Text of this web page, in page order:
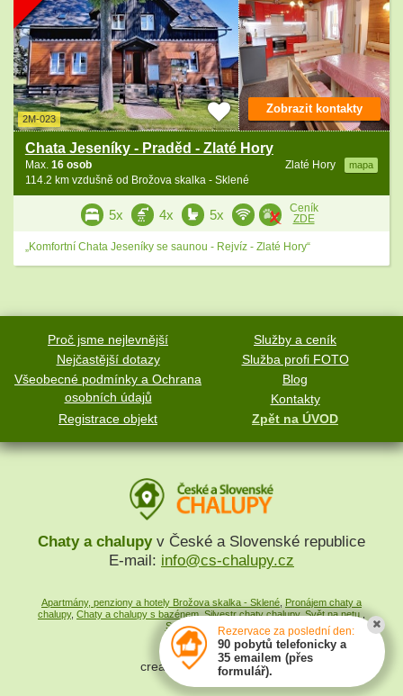
2M-023
Chata Jeseníky - Praděd - Zlaté Hory
Zlaté Hory mapa
Max. 16 osob
114.2 km vzdušně od Brožova skalka - Sklené
Zobrazit kontakty
5x 4x 5x
Ceník
ZDE
„Komfortní Chata Jeseníky se saunou - Rejvíz - Zlaté Hory“
Proč jsme nejlevnější
Služby a ceník
Nejčastější dotazy
Služba profi FOTO
Všeobecné podmínky a Ochrana
osobních údajů
Blog
Kontakty
Registrace objekt
Zpět na ÚVOD
Chaty a chalupyv České a Slovenské republice
E-mail: info@cs-chalupy.cz
Apartmány, penziony a hotely Brožova skalka - Sklené Pronájem chaty a
chalupy, Chaty a chalupy s bazénem,Silvestr chaty chalupy,Svět na netu
Svět cestovatele
created by SYMPACT
Rezervace za poslední den:
90 pobytů telefonicky a
35 emailem (přes
formulář).